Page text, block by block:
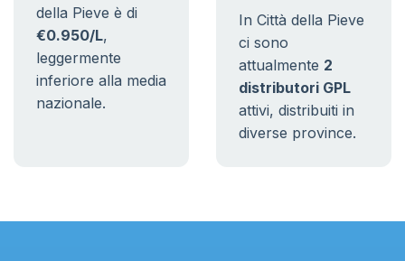
della Pieve è di
€0.950/L,
leggermente
inferiore alla media
nazionale.
In Città della Pieve
ci sono
attualmente 2
distributori GPL
attivi, distribuiti in
diverse province.